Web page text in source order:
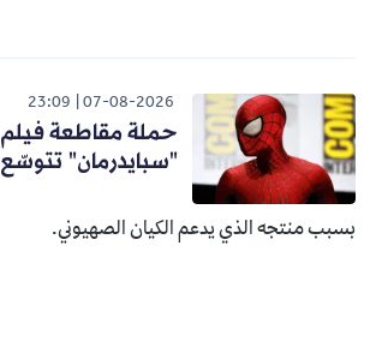
07-08-2026
23:09
حملة مقاطعة فيلم
"سبايدرمان" تتوسّع
بسبب منتجه الذي يدعم الكيان الصهيوني.